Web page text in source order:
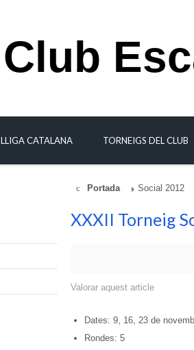
LLIGA CATALANA TORNEIGS DEL CLUB
Club
Portada Social 2012
XXXII Torneig
Valorar aquest article
Dates: 9, 16, 23 de
Rondes: 5